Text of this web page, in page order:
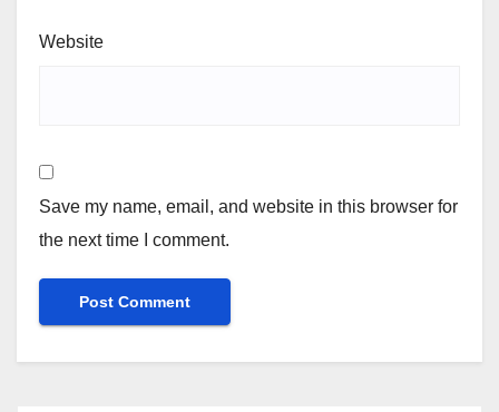
Website
Save my name, email, and website in this browser for
the next time I comment.